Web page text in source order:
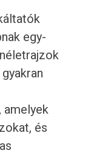
egy-
amelyek
és